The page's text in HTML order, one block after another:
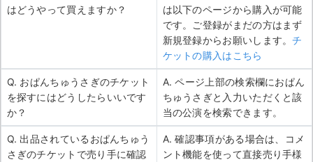
はどうやって買えますか？
は以下のページから購入が可能
です。ご登録がまだの方はまず
新規登録からお願いします。チ
ケットの購入はこちら
Q. おぱんちゅうさぎのチケット
を探すにはどうしたらいいです
か？
A. ページ上部の検索欄におぱん
ちゅうさぎと入力いただくと該
当の公演を検索できます。
Q. 出品されているおぱんちゅう
さぎのチケットで売り手に確認
A. 確認事項がある場合は、コメ
ント機能を使って直接売り手様